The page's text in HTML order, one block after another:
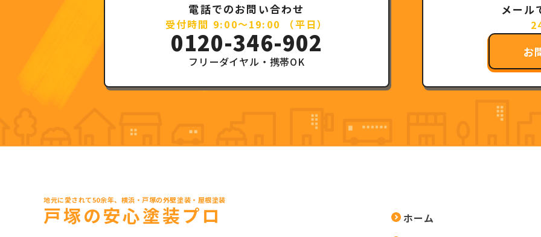
電話でのお問い合わせ
受付時間 9:00～19:00 （平日）
0120-346-902
フリーダイヤル・携帯OK
メール
お
地元に愛されて50余年、横浜・戸塚の外壁塗装・屋根塗装
戸塚の安心塗装プロ
ホーム